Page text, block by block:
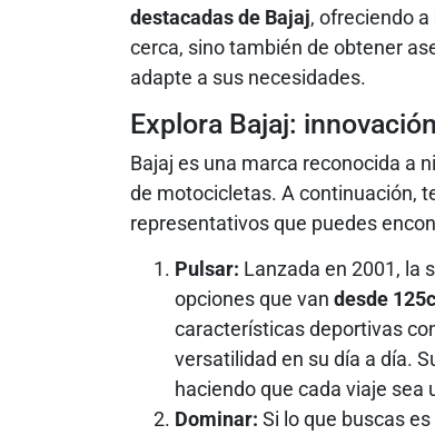
destacadas de Bajaj, ofreciendo
cerca, sino también de obtener
adapte a sus necesidades.
Explora Bajaj:
Bajaj es una marca reconocida a
de motocicletas. A continuación,
representativos que puedes
Pulsar: Lanzada en 2001, la
opciones que van desde
características deportivas
versatilidad en su día a día.
haciendo que cada viaje sea
Dominar: Si lo que buscas